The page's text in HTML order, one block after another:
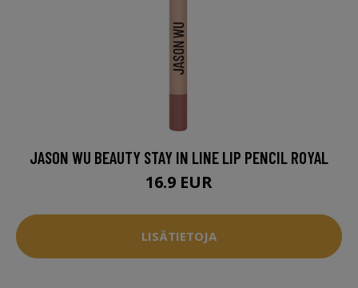
JASON WU BEAUTY STAY IN LINE LIP PENCIL ROYAL
16.9 EUR
LISÄTIETOJA